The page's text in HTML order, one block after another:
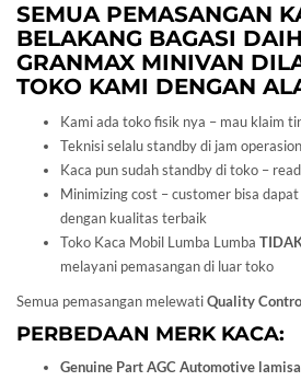
SEMUA PEMASANGAN
BELAKANG BAGASI
GRANMAX MINIVAN
TOKO KAMI DENGAN
Kami ada toko fisik nya – mau klaim
Teknisi selalu standby di jam
Kaca pun sudah standby di toko –
Minimizing cost – customer bisa
dengan kualitas terbaik
Toko Kaca Mobil Lumba Lumba
melayani pemasangan di luar toko
Semua pemasangan melewatiQuality
PERBEDAAN MERK KACA:
Genuine Part AGC Automotive